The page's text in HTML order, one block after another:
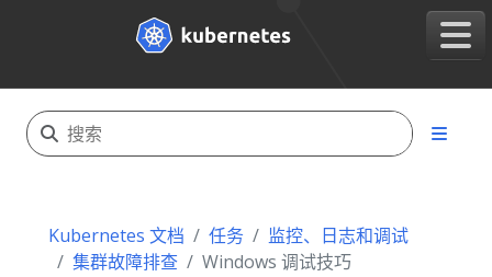
Kubernetes 文档 任务
监控、日志和调试
集群故障排查
Windows 调试技巧